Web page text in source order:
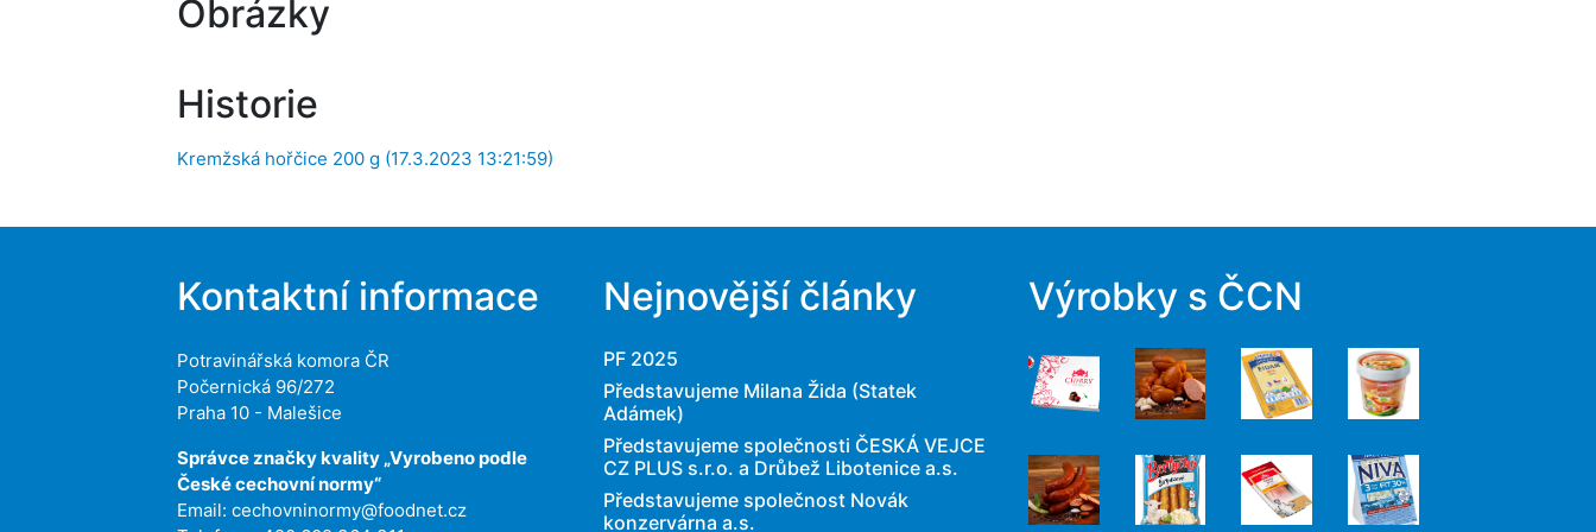
Obrázky
Historie
Kremžská hořčice 200 g (17.3.2023 13:21:59)
Kontaktní informace
Potravinářská komora ČR
Počernická 96/272
Praha 10 - Malešice
Správce značky kvality „Vyrobeno podle
České cechovní normy“
Email:cechovninormy@foodnet.cz
Nejnovější články
PF 2025
Představujeme Milana Žida (Statek
Adámek)
Představujeme společnosti ČESKÁ VEJCE
CZ PLUS s.r.o. a Drůbež Libotenice a.s.
Představujeme společnost Novák
konzervárna a.s.
Výrobky s ČCN